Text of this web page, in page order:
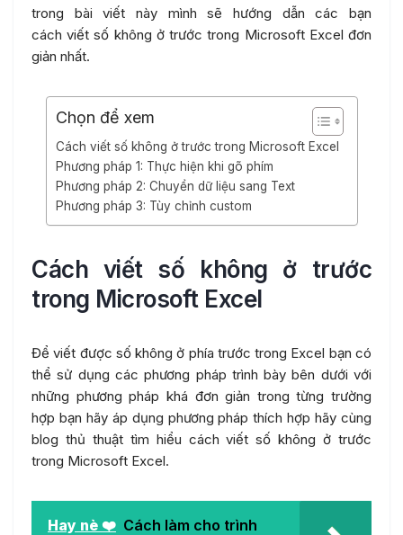
trong bài viết này mình sẽ hướng dẫn các bạn
cách viết số không ở trước trong Microsoft Excel đơn
giản nhất.
Chọn để xem
Cách viết số không ở trước trong Microsoft Excel
Phương pháp 1: Thực hiện khi gõ phím
Phương pháp 2: Chuyển dữ liệu sang Text
Phương pháp 3: Tùy chỉnh custom
Cách viết số không ở trước
trong Microsoft Excel
Để viết được số không ở phía trước trong Excel bạn có
thể sử dụng các phương pháp trình bày bên dưới với
những phương pháp khá đơn giản trong từng trường
hợp bạn hãy áp dụng phương pháp thích hợp hãy cùng
blog thủ thuật tìm hiểu cách viết số không ở trước
trong Microsoft Excel.
Hay nè ❤️ Cách làm cho trình